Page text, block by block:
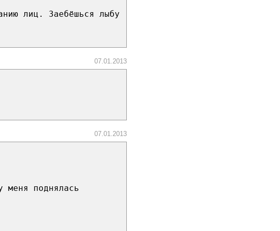
лиц. Заебёшься лыбу
07.01.2013
07.01.2013
поднялась